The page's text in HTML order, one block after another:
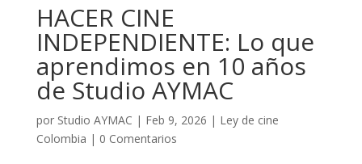
HACER CINE
INDEPENDIENTE: Lo que
aprendimos en 10 años
de Studio AYMAC
por Studio AYMAC | Feb 9, 2026 | Ley de cine
Colombia | 0 Comentarios